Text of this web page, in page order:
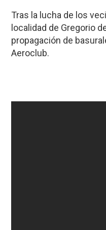
Tras la lucha de los
localidad de Gregorio
propagación de
Aeroclub.